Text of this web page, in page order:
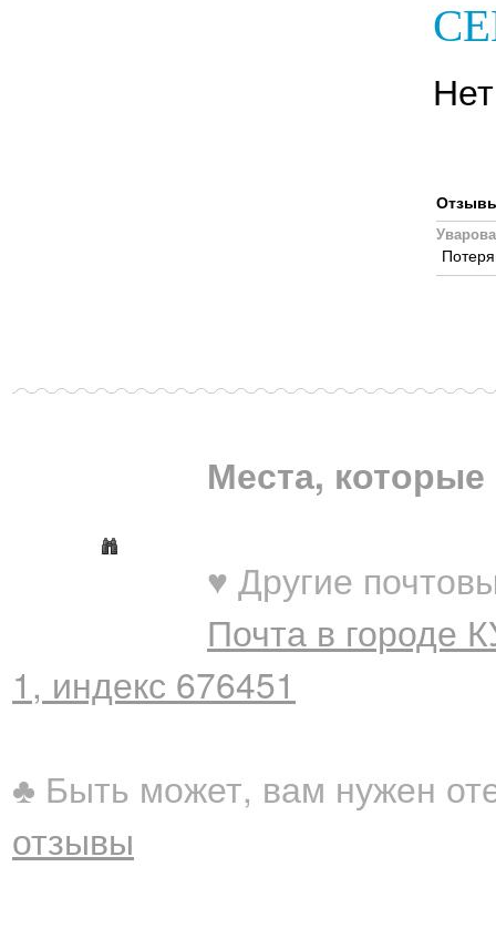
Места, которые
♥ Другие
Почта в городе
1, индекс 676451
♣ Быть может, вам нужен
отзывы